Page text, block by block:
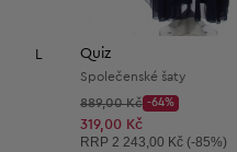
Quiz
Společenské šaty
Původní cena:
889,00 Kč
Discount Price:
-64%
Snížená cena:
319,00 Kč
Doporučená cena:
RRP2 243,00 Kč (-85%)